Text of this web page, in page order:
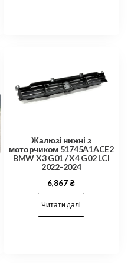
Жалюзі нижні з
моторчиком 51745A1ACE2
BMW X3 G01 / X4 G02 LCI
2022-2024
6,867₴
Читати далі